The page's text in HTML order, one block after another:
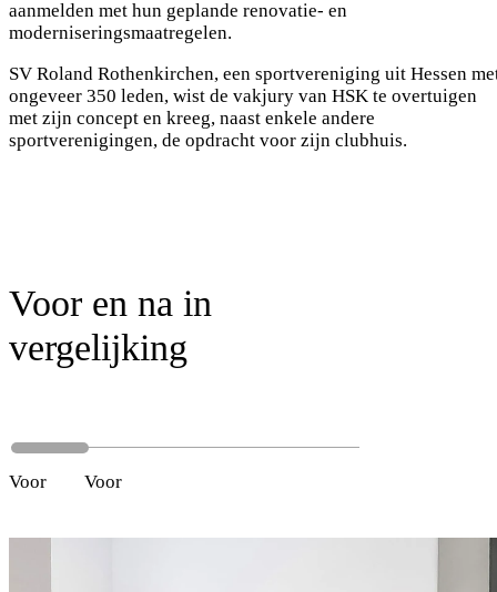
aanmelden met hun geplande renovatie- en
moderniseringsmaatregelen.
SV Roland Rothenkirchen, een sportvereniging uit Hessen
ongeveer 350 leden, wist de vakjury van HSK te overtuigen
met zijn concept en kreeg, naast enkele andere
sportverenigingen, de opdracht voor zijn clubhuis.
Voor en na in
vergelijking
Voor Voor